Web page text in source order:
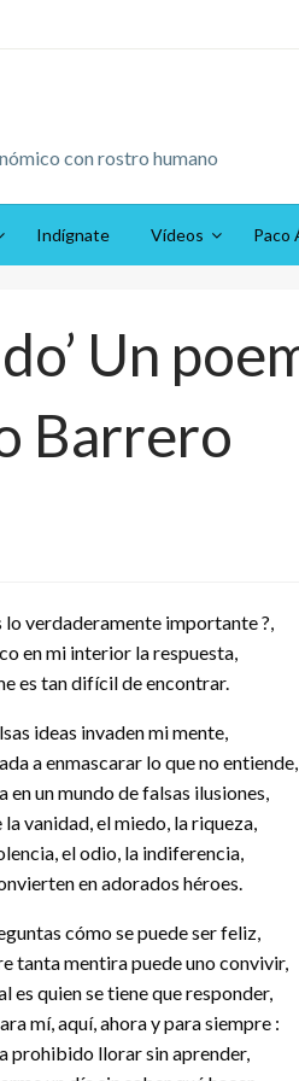
con rostro humano
Indígnate Vídeos Paco
Un
Barrero
lo verdaderamente importante ?,
en mi interior la respuesta,
es tan difícil de encontrar.
ideas invaden mi mente,
a enmascarar lo que no entiende,
en un mundo de falsas ilusiones,
la vanidad, el miedo, la riqueza,
el odio, la indiferencia,
en adorados héroes.
cómo se puede ser feliz,
tanta mentira puede uno convivir,
es quien se tiene que responder,
mí, aquí, ahora y para siempre :
prohibido llorar sin aprender,